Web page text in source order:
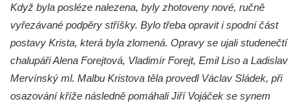
Údajný kříž na návsi v Kozlech
Kříž východně od Oparna u cesty na Lovoš
Pamětní kříž na Lovoši
Kříž na rozcestí u domu čp. 49 ve Svojkově
Když byla posléze nalezena, byly zhotoveny nové, ručně
vyřezávané podpěry stříšky. Bylo třeba opravit i spodní část
postavy Krista, která byla zlomená. Opravy se ujali studenečtí
chalupáři Alena Forejtová, Vladimír Forejt, Emil Liso a Ladislav
Mervínský ml. Malbu Kristova těla provedl Václav Sládek, při
osazování kříže následně pomáhali Jiří Vojáček se synem